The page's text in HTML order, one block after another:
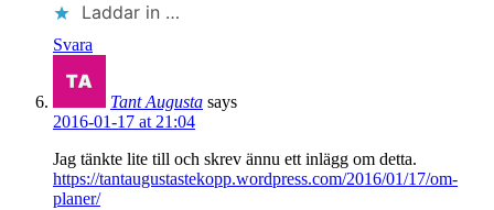
Laddar in …
Svara
Tant Augusta says
2016-01-17 at 21:04
Jag tänkte lite till och skrev ännu ett inlägg om detta.
https://tantaugustastekopp.wordpress.com/2016/01/17/om-
planer/